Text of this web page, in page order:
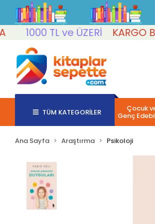
1000 TL ve ÜZERİ KARGO
TÜM KATEGORİLER Çocuk
Genç
Ana Sayfa
Araştırma Psikoloji